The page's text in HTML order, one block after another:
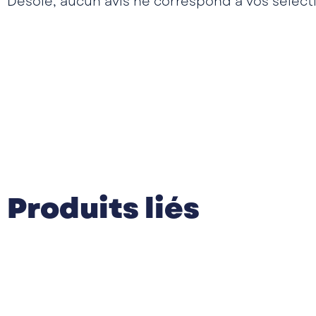
Produits liés